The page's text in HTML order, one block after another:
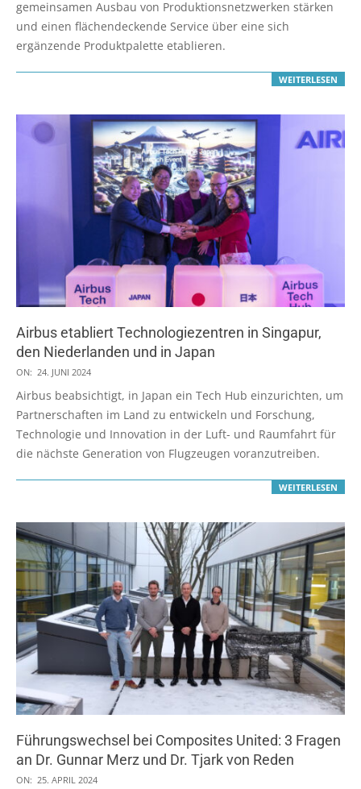
gemeinsamen Ausbau von Produktionsnetzwerken stärken
und einen flächendeckende Service über eine sich
ergänzende Produktpalette etablieren.
WEITERLESEN
Airbus etabliert Technologiezentren in Singapur,
den Niederlanden und in Japan
2024-
06-
24
ON: 24. JUNI 2024
Airbus beabsichtigt, in Japan ein Tech Hub einzurichten, um
Partnerschaften im Land zu entwickeln und Forschung,
Technologie und Innovation in der Luft- und Raumfahrt für
die nächste Generation von Flugzeugen voranzutreiben.
WEITERLESEN
Führungswechsel bei Composites United: 3 Fragen
an Dr. Gunnar Merz und Dr. Tjark von Reden
2024-
ON: 25. APRIL 2024